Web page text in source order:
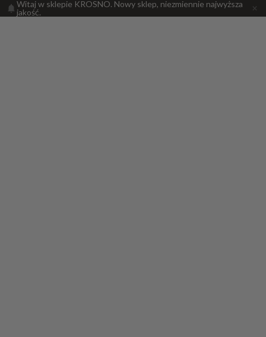
Witaj w sklepie KROSNO. Nowy sklep, niezmiennie najwyższa
jakość.